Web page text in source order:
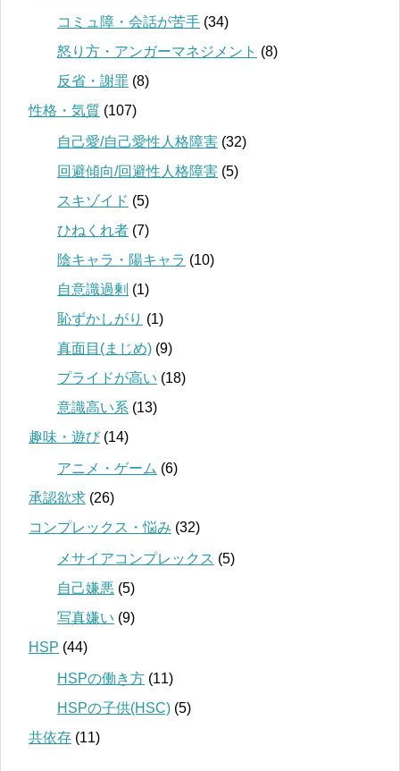
コミュ障・会話が苦手 (34)
怒り方・アンガーマネジメント (8)
反省・謝罪 (8)
性格・気質 (107)
自己愛/自己愛性人格障害 (32)
回避傾向/回避性人格障害 (5)
スキゾイド (5)
ひねくれ者 (7)
陰キャラ・陽キャラ (10)
自意識過剰 (1)
恥ずかしがり (1)
真面目(まじめ) (9)
プライドが高い (18)
意識高い系 (13)
趣味・遊び(14)
アニメ・ゲーム (6)
承認欲求 (26)
コンプレックス・悩み (32)
メサイアコンプレックス (5)
自己嫌悪 (5)
写真嫌い (9)
HSP (44)
HSPの働き方 (11)
HSPの子供(HSC) (5)
共依存 (11)